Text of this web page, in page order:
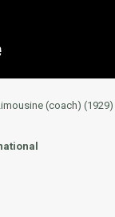
(coach) (1929)